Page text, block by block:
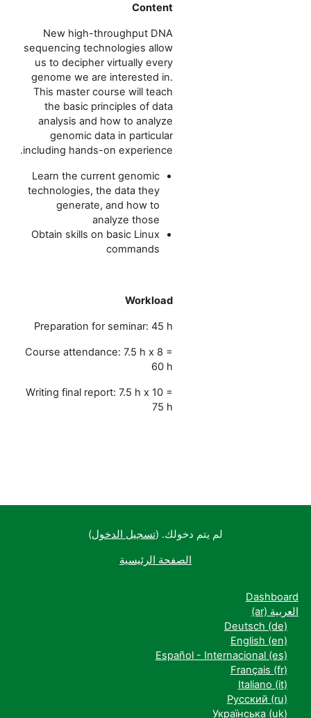
Content
New high-throughput DNA
sequencing technologies allow
us to decipher virtually every
genome we are interested in.
This master course will teach
the basic principles of data
analysis and how to analyze
genomic data in particular
including hands-on experience.
Learn the current genomic
technologies, the data they
generate, and how to
analyze those
Obtain skills on basic Linux
commands
Workload
Preparation for seminar: 45 h
Course attendance: 7.5 h x 8 =
60 h
Writing final report: 7.5 h x 10 =
75 h
لم يتم دخولك. (تسجيل الدخول)
الصفحة الرئيسية
Dashboard
العربية ‎(ar)‎
Deutsch ‎(de)‎
English ‎(en)‎
Español - Internacional ‎(es)‎
Français ‎(fr)‎
Italiano ‎(it)‎
Русский ‎(ru)‎
Українська ‎(uk)‎